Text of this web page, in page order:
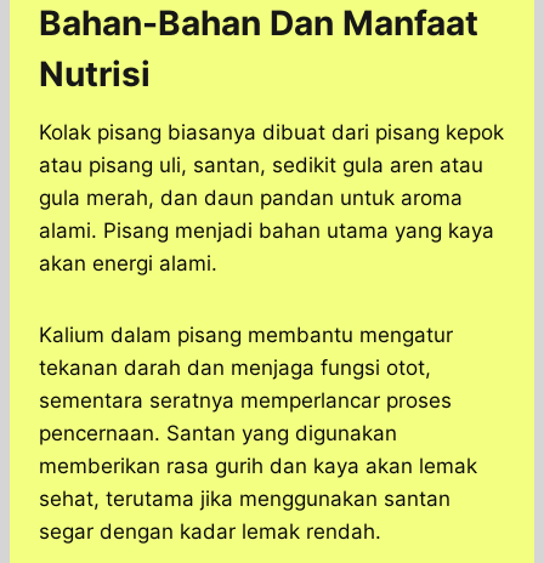
Bahan-Bahan Dan Manfaat
Nutrisi
Kolak pisang biasanya dibuat dari pisang kepok
atau pisang uli, santan, sedikit gula aren atau
gula merah, dan daun pandan untuk aroma
alami. Pisang menjadi bahan utama yang kaya
akan energi alami.
Kalium dalam pisang membantu mengatur
tekanan darah dan menjaga fungsi otot,
sementara seratnya memperlancar proses
pencernaan. Santan yang digunakan
memberikan rasa gurih dan kaya akan lemak
sehat, terutama jika menggunakan santan
segar dengan kadar lemak rendah.